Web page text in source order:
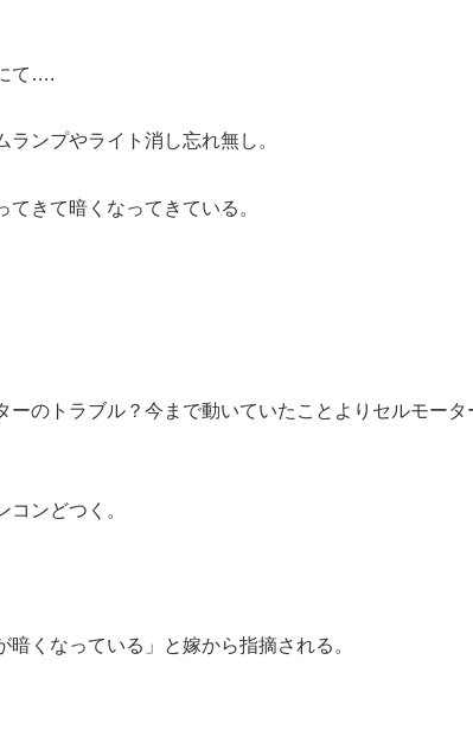
て….
ンプやライト消し忘れ無し。
きて暗くなってきている。
ーのトラブル？今まで動いていたことよりセルモータ
ンどつく。
くなっている」と嫁から指摘される。